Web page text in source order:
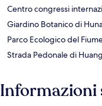
Centro congressi
Giardino Botanico di
Parco Ecologico del
Strada Pedonale di
Informazioni